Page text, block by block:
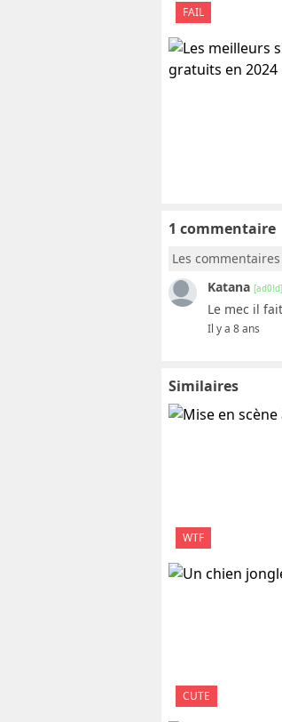
FAIL
1 commentaire
Les
Katana [ad0!d]
Le mec il
Il y a 8 ans
Similaires
WTF
CUTE